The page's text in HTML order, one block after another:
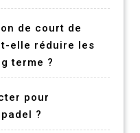
de court de
elle réduire les
terme ?
pour
?